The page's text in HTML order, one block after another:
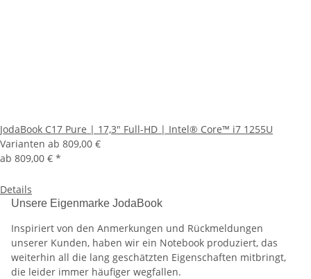
JodaBook C17 Pure | 17,3" Full-HD | Intel® Core™ i7 1255U
Varianten ab 809,00 €
ab 809,00 € *
Details
Unsere Eigenmarke JodaBook
Inspiriert von den Anmerkungen und Rückmeldungen
unserer Kunden, haben wir ein Notebook produziert, das
weiterhin all die lang geschätzten Eigenschaften mitbringt,
die leider immer häufiger wegfallen.